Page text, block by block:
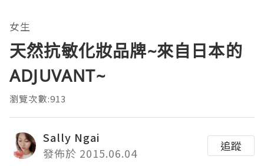
女生
天然抗敏化妝品牌~來自日本的
ADJUVANT~
瀏覽次數:913
Sally Ngai
發佈於 2015.06.04
追蹤